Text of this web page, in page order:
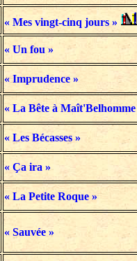
« Mes vingt-cinq jours »
« Un fou »
« Imprudence »
« La Bête à Maît'Belhomme
« Les Bécasses »
« Ça ira »
« La Petite Roque »
« Sauvée »